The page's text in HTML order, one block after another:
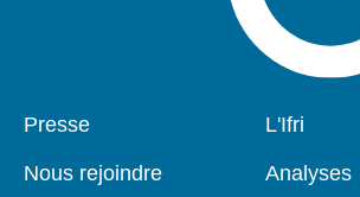
Pied
Presse
Nous rejoindre
Navigation
L'Ifri
Analyses